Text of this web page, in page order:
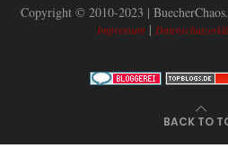
Copyright © 2010-2023 |
Impressum |
BACK TO